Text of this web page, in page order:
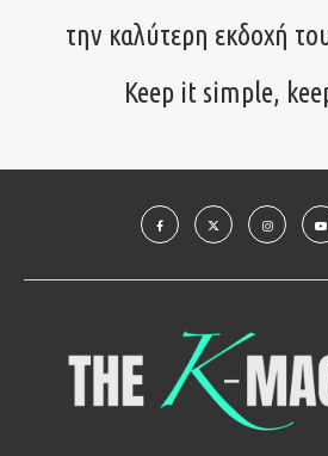
την καλύτερη εκδοχή
Keep it simple,